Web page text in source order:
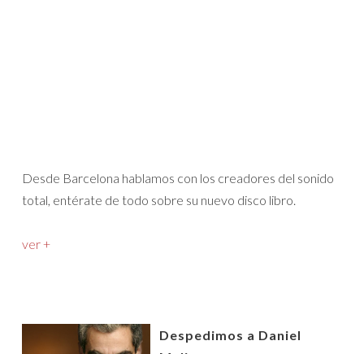
Desde Barcelona hablamos con los creadores del sonido
total, entérate de todo sobre su nuevo disco libro.
ver +
Despedimos a Daniel